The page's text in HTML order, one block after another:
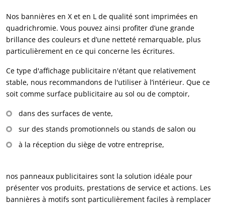
Nos bannières en X et en L de qualité sont imprimées en
quadrichromie. Vous pouvez ainsi profiter d’une grande
brillance des couleurs et d’une netteté remarquable, plus
particulièrement en ce qui concerne les écritures.
Ce type d'affichage publicitaire n'étant que relativement
stable, nous recommandons de l'utiliser à l’intérieur. Que ce
soit comme surface publicitaire au sol ou de comptoir,
dans des surfaces de vente,
sur des stands promotionnels ou stands de salon ou
à la réception du siège de votre entreprise,
nos panneaux publicitaires sont la solution idéale pour
présenter vos produits, prestations de service et actions. Les
bannières à motifs sont particulièrement faciles à remplacer